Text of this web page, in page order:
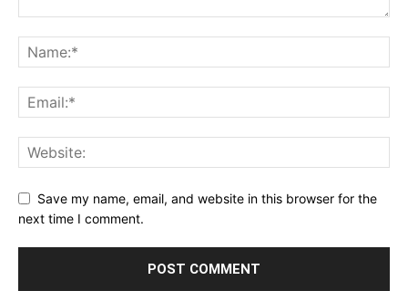
Save my name, email, and website in this browser for the
next time I comment.